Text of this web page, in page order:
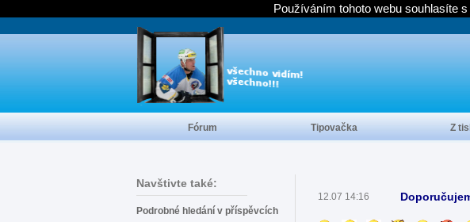
Navštivte také:
Podrobné hledání v příspěvcích
12.07 14:16
Fórum Tipovačka Z
Používáním tohoto webu souhlasíte